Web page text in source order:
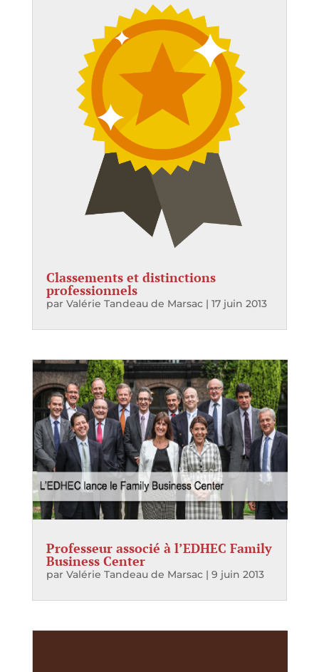
Classements et distinctions
professionnels
par Valérie Tandeau de Marsac| 17 juin 2013
Professeur associé à l’EDHEC Family
Business Center
par Valérie Tandeau de Marsac| 9 juin 2013